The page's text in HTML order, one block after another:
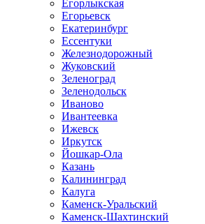
Егорлыкская
Егорьевск
Екатеринбург
Ессентуки
Железнодорожный
Жуковский
Зеленоград
Зеленодольск
Иваново
Ивантеевка
Ижевск
Иркутск
Йошкар-Ола
Казань
Калининград
Калуга
Каменск-Уральский
Каменск-Шахтинский